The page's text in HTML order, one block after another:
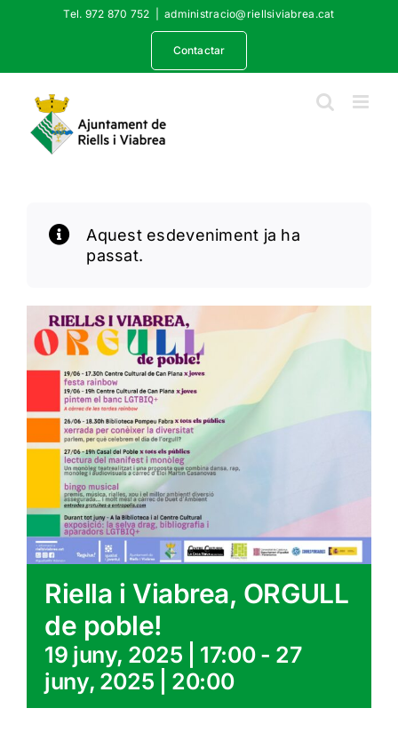
Tel. 972 870 752 administracio@riellsiviabrea.cat
Contactar
Aquest esdeveniment ja ha
passat.
Riella i Viabrea, ORGULL
de poble!
19 juny, 2025 | 17:00- 27
juny, 2025 | 20:00